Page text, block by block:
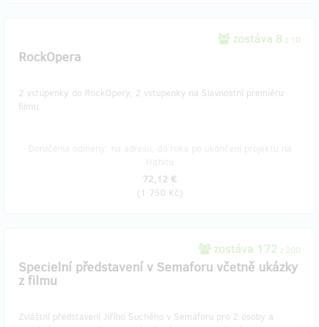
zostáva 8 z 10
RockOpera
2 vstupenky do RockOpery, 2 vstupenky na Slavnostní premiéru
filmu.
72,12 €
(1 750 Kč)
zostáva 172 z 200
Specielní představení v Semaforu včetně ukázky
z filmu
Zvláštní představení Jiřího Suchého v Semaforu pro 2 osoby a